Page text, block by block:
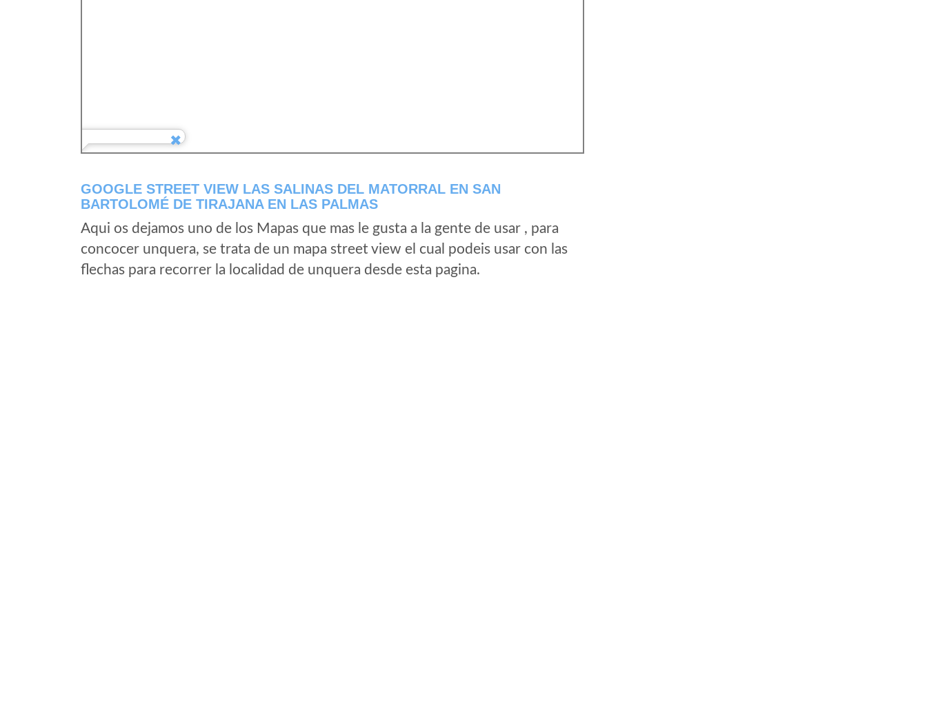
GOOGLE STREET VIEW LAS SALINAS DEL MATORRAL EN SAN
BARTOLOMÉ DE TIRAJANA EN LAS PALMAS
Aqui os dejamos uno de los Mapas que mas le gusta a la gente de usar , para
concocer unquera, se trata de un mapa street view el cual podeis usar con las
flechas para recorrer la localidad de unquera desde esta pagina.